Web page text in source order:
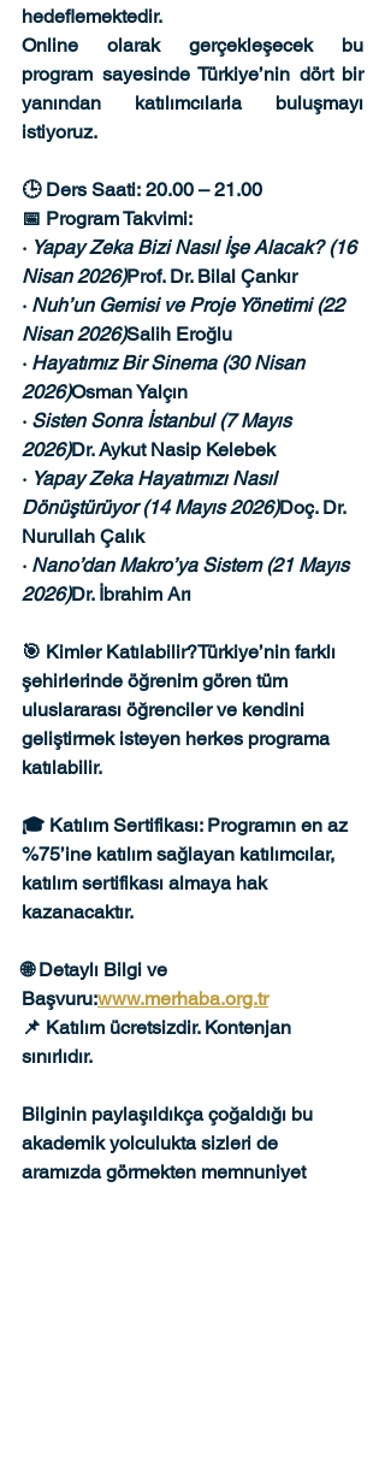
hedeflemektedir.
Online olarak gerçekleşecek bu
program sayesinde Türkiye’nin dört bir
yanından katılımcılarla buluşmayı
istiyoruz.
🕒 Ders Saati: 20.00 – 21.00
📅 Program Takvimi:
· Yapay Zeka Bizi Nasıl İşe Alacak? (16
Nisan 2026)Prof. Dr. Bilal Çankır
· Nuh’un Gemisi ve Proje Yönetimi (22
Nisan 2026)Salih Eroğlu
· Hayatımız Bir Sinema (30 Nisan
2026)Osman Yalçın
· Sisten Sonra İstanbul (7 Mayıs
2026)Dr. Aykut Nasip Kelebek
· Yapay Zeka Hayatımızı Nasıl
Dönüştürüyor (14 Mayıs 2026)Doç. Dr.
Nurullah Çalık
· Nano’dan Makro’ya Sistem (21 Mayıs
2026)Dr. İbrahim Arı
🎯 Kimler Katılabilir?Türkiye’nin farklı
şehirlerinde öğrenim gören tüm
uluslararası öğrenciler ve kendini
geliştirmek isteyen herkes programa
katılabilir.
🎓 Katılım Sertifikası: Programın en az
%75’ine katılım sağlayan katılımcılar,
katılım sertifikası almaya hak
kazanacaktır.
🌐 Detaylı Bilgi ve
Başvuru:www.merhaba.org.tr
📌 Katılım ücretsizdir. Kontenjan
sınırlıdır.
Bilginin paylaşıldıkça çoğaldığı bu
akademik yolculukta sizleri de
aramızda görmekten memnuniyet